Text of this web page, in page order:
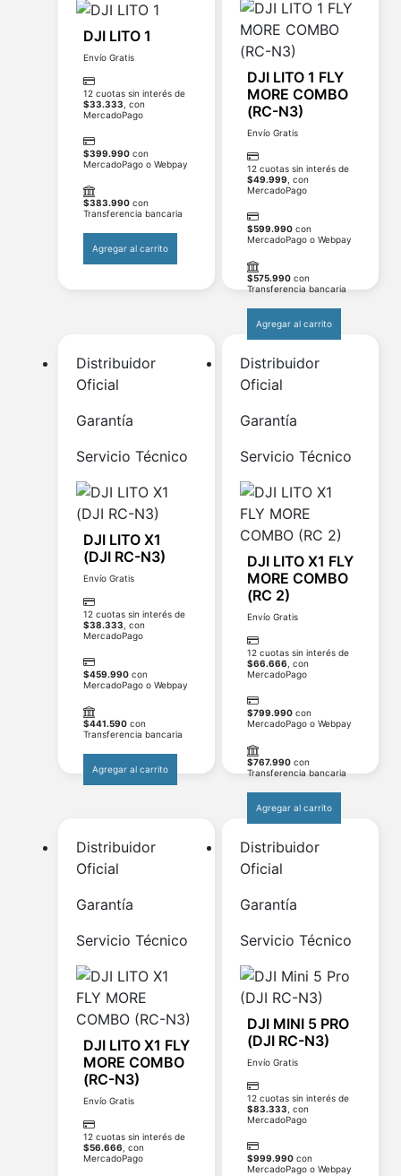
DJI LITO 1
Envío Gratis
12 cuotas sin interés de
$33.333 , con
MercadoPago
$399.990 con
MercadoPago o Webpay
$383.990 con
Transferencia bancaria
Agregar al carrito
DJI LITO 1 FLY
MORE COMBO
(RC-N3)
Envío Gratis
12 cuotas sin interés de
$49.999 , con
MercadoPago
$599.990 con
MercadoPago o Webpay
$575.990 con
Transferencia bancaria
Agregar al carrito
Distribuidor
Oficial
Garantía
Servicio Técnico
DJI LITO X1
(DJI RC-N3)
Envío Gratis
12 cuotas sin interés de
$38.333 , con
MercadoPago
$459.990 con
MercadoPago o Webpay
$441.590 con
Transferencia bancaria
Agregar al carrito
Distribuidor
Oficial
Garantía
Servicio Técnico
DJI LITO X1 FLY
MORE COMBO
(RC 2)
Envío Gratis
12 cuotas sin interés de
$66.666 , con
MercadoPago
$799.990 con
MercadoPago o Webpay
$767.990 con
Transferencia bancaria
Agregar al carrito
Distribuidor
Oficial
Garantía
Servicio Técnico
DJI LITO X1 FLY
MORE COMBO
(RC-N3)
Envío Gratis
12 cuotas sin interés de
$56.666 , con
MercadoPago
Distribuidor
Oficial
Garantía
Servicio Técnico
DJI MINI 5 PRO
(DJI RC-N3)
Envío Gratis
12 cuotas sin interés de
$83.333 , con
MercadoPago
$999.990 con
MercadoPago o Webpay